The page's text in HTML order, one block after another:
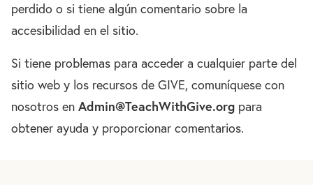
perdido o si tiene algún comentario sobre la
accesibilidad en el sitio.
Si tiene problemas para acceder a cualquier parte del
sitio web y los recursos de GIVE, comuníquese con
nosotros en Admin@TeachWithGive.org para
obtener ayuda y proporcionar comentarios.